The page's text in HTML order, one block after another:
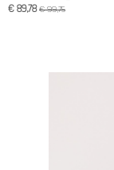
€ 89,78 € 99,75